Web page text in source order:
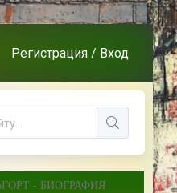
Регистрация / Вход
- БИОГРАФИЯ